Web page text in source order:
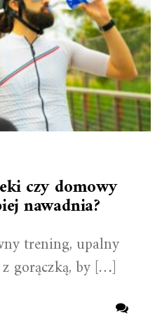
czy domowy
nawadnia?
trening, upalny
gorączką, by […]